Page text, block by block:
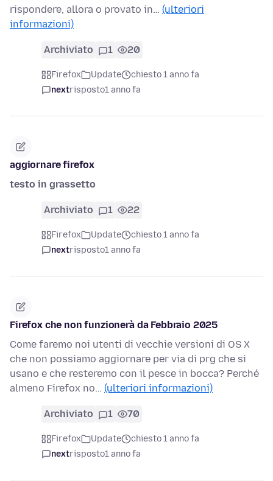
rispondere, allora o provato in… (ulteriori
informazioni)
Archiviato 1 20
Firefox Update
chiesto 1 anno fa
nextrisposto1 anno fa
aggiornare firefox
testo in grassetto
Archiviato 1 22
Firefox Update
chiesto 1 anno fa
nextrisposto1 anno fa
Firefox che non funzionerà da Febbraio 2025
Come faremo noi utenti di vecchie versioni di OS X
che non possiamo aggiornare per via di prg che si
usano e che resteremo con il pesce in bocca? Perché
almeno Firefox no… (ulteriori informazioni)
Archiviato 1 70
Firefox Update
chiesto 1 anno fa
nextrisposto1 anno fa